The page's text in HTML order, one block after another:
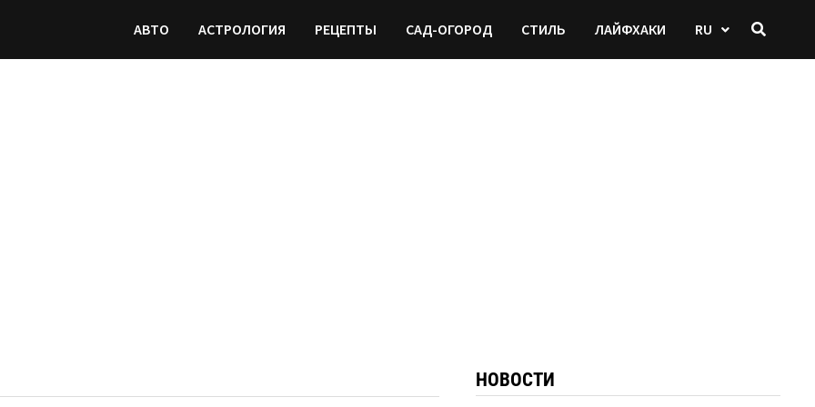
АВТО АСТРОЛОГИЯ РЕЦЕПТЫ САД-ОГОРОД СТИЛЬ ЛАЙФХАКИ RU
НОВОСТИ